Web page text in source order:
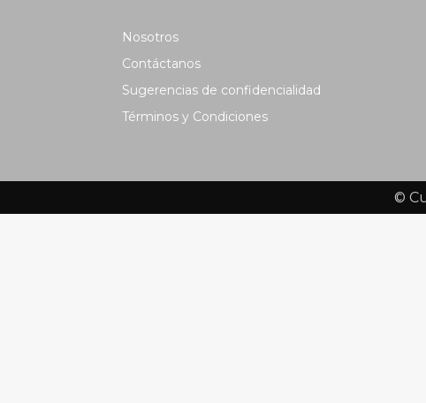
Nosotros
Contáctanos
Sugerencias de confidencialidad
Términos y Condiciones
©